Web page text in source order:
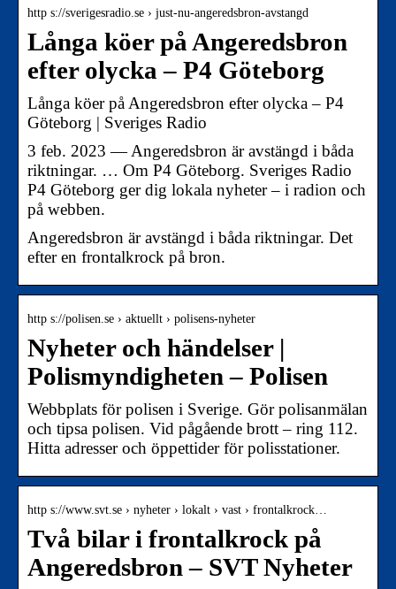
http s://sverigesradio.se › just-nu-angeredsbron-avstangd
Långa köer på Angeredsbron
efter olycka – P4 Göteborg
Långa köer på Angeredsbron efter olycka – P4
Göteborg | Sveriges Radio
3 feb. 2023 — Angeredsbron är avstängd i båda
riktningar. … Om P4 Göteborg. Sveriges Radio
P4 Göteborg ger dig lokala nyheter – i radion och
på webben.
Angeredsbron är avstängd i båda riktningar. Det
efter en frontalkrock på bron.
http s://polisen.se › aktuellt › polisens-nyheter
Nyheter och händelser |
Polismyndigheten – Polisen
Webbplats för polisen i Sverige. Gör polisanmälan
och tipsa polisen. Vid pågående brott – ring 112.
Hitta adresser och öppettider för polisstationer.
http s://www.svt.se › nyheter › lokalt › vast › frontalkrock…
Två bilar i frontalkrock på
Angeredsbron – SVT Nyheter